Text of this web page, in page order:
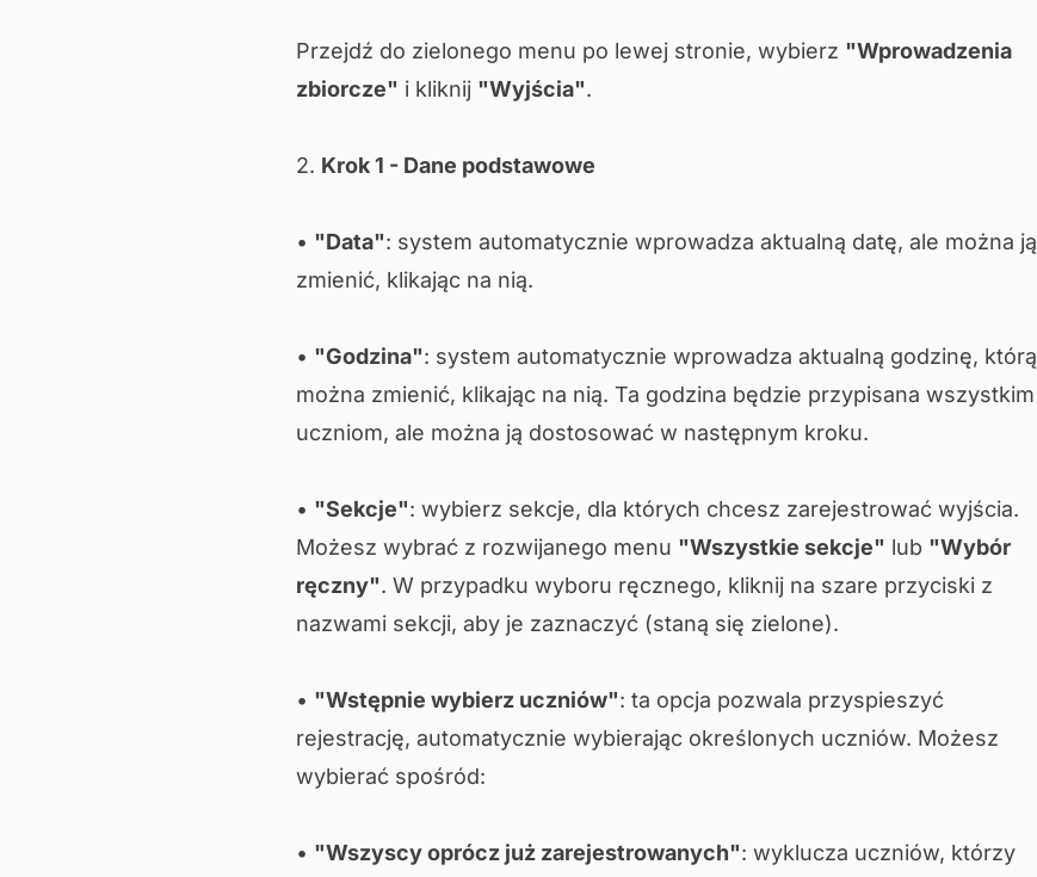
Przejdź do zielonego menu po lewej stronie, wybierz "Wprowadzenia
zbiorcze" i kliknij "Wyjścia".
2. Krok 1 - Dane podstawowe
• "Data": system automatycznie wprowadza aktualną datę, ale można ją
zmienić, klikając na nią.
• "Godzina": system automatycznie wprowadza aktualną godzinę, którą
można zmienić, klikając na nią. Ta godzina będzie przypisana wszystkim
uczniom, ale można ją dostosować w następnym kroku.
• "Sekcje": wybierz sekcje, dla których chcesz zarejestrować wyjścia.
Możesz wybrać z rozwijanego menu "Wszystkie sekcje" lub "Wybór
ręczny". W przypadku wyboru ręcznego, kliknij na szare przyciski z
nazwami sekcji, aby je zaznaczyć (staną się zielone).
• "Wstępnie wybierz uczniów": ta opcja pozwala przyspieszyć
rejestrację, automatycznie wybierając określonych uczniów. Możesz
wybierać spośród:
• "Wszyscy oprócz już zarejestrowanych": wyklucza uczniów, którzy